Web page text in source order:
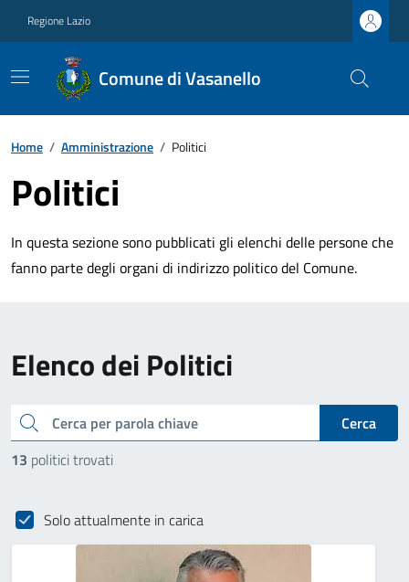
Regione Lazio
Comune di Vasanello
Home / Amministrazione / Politici
Politici
In questa sezione sono pubblicati gli elenchi delle persone che
fanno parte degli organi di indirizzo politico del Comune.
Elenco dei Politici
cerca
Cerca
13 politici trovati
Solo attualmente in carica